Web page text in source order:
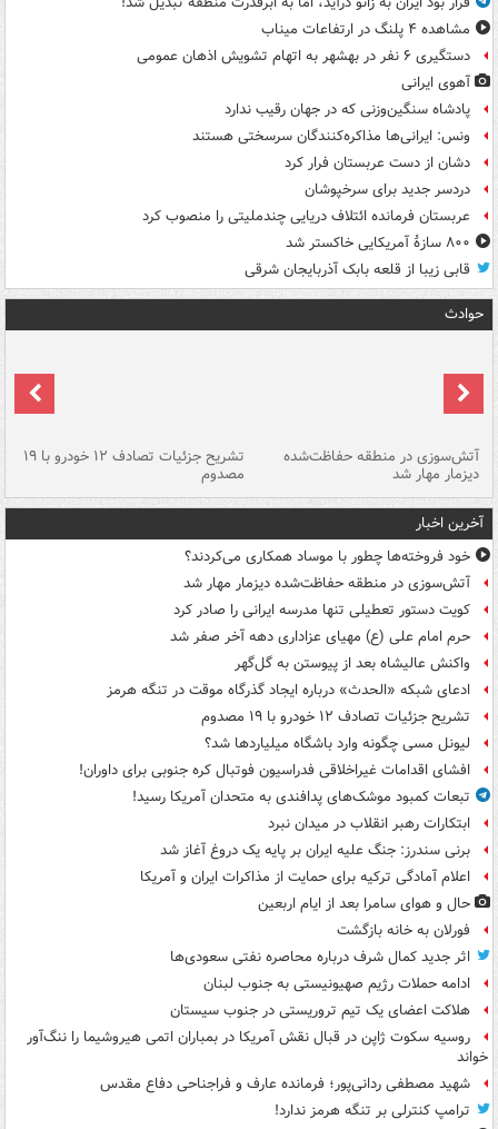
مشاهده ۴ پلنگ در ارتفاعات میناب
دستگیری ۶ نفر در بهشهر به اتهام تشویش اذهان عمومی
آهوی ایرانی
پادشاه سنگین‌وزنی که در جهان رقیب ندارد
ونس: ایرانی‌ها مذاکره‌کنندگان سرسختی هستند
دشان از دست عربستان فرار کرد
دردسر جدید برای سرخپوشان
عربستان فرمانده ائتلاف دریایی چندملیتی را منصوب کرد
۸۰۰ سازۀ آمریکایی خاکستر شد
قابی زیبا از قلعه بابک آذربایجان شرقی
حوادث
آتش‌سوزی در منطقه حفاظت‌شده
دیزمار مهار شد
تشریح جزئیات تصادف ۱۲ خودرو با ۱۹
مصدوم
آخرین اخبار
خود فروخته‌ها چطور با موساد همکاری می‌کردند؟
آتش‌سوزی در منطقه حفاظت‌شده دیزمار مهار شد
کویت دستور تعطیلی تنها مدرسه ایرانی را صادر کرد
حرم امام علی (ع) مهیای عزاداری دهه آخر صفر شد
واکنش عالیشاه بعد از پیوستن به گل‌گهر
ادعای شبکه «الحدث» درباره ایجاد گذرگاه موقت در تنگه هرمز
تشریح جزئیات تصادف ۱۲ خودرو با ۱۹ مصدوم
لیونل مسی چگونه وارد باشگاه میلیاردها شد؟
افشای اقدامات غیراخلاقی فدراسیون فوتبال کره جنوبی برای داوران!
تبعات کمبود موشک‌های پدافندی به متحدان آمریکا رسید!
ابتکارات رهبر انقلاب در میدان نبرد
برنی سندرز: جنگ علیه ایران بر پایه یک دروغ آغاز شد
اعلام آمادگی ترکیه برای حمایت از مذاکرات ایران و آمریکا
حال و هوای سامرا بعد از ایام اربعین
فورلان به خانه بازگشت
اثر جدید کمال شرف درباره محاصره نفتی سعودی‌ها
ادامه حملات رژیم صهیونیستی به جنوب لبنان
هلاکت اعضای یک تیم تروریستی در جنوب سیستان
روسیه سکوت ژاپن در قبال نقش آمریکا در بمباران اتمی هیروشیما را ننگ‌آور
خواند
شهید مصطفی ردانی‌پور؛ فرمانده عارف و فراجناحی دفاع مقدس
ترامپ کنترلی بر تنگه هرمز ندارد!